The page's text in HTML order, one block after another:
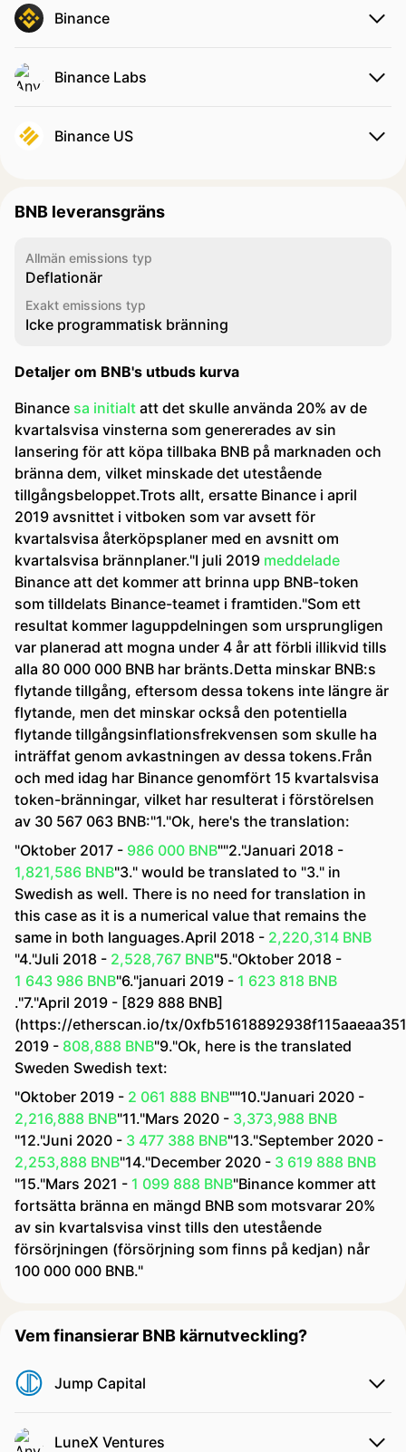
Binance
Binance Labs
Binance US
BNB leveransgräns
Allmän emissions typ
Deflationär
Exakt emissions typ
Icke programmatisk bränning
Detaljer om BNB's utbuds kurva
Binance sa initialt att det skulle använda 20% av de
kvartalsvisa vinsterna som genererades av sin
lansering för att köpa tillbaka BNB på marknaden och
bränna dem, vilket minskade det utestående
tillgångsbeloppet.Trots allt, ersatte Binance i april
2019 avsnittet i vitboken som var avsett för
kvartalsvisa återköpsplaner med en avsnitt om
kvartalsvisa brännplaner."I juli 2019 meddelade
Binance att det kommer att brinna upp BNB-token
som tilldelats Binance-teamet i framtiden."Som ett
resultat kommer laguppdelningen som ursprungligen
var planerad att mogna under 4 år att förbli illikvid tills
alla 80 000 000 BNB har bränts.Detta minskar BNB:s
flytande tillgång, eftersom dessa tokens inte längre är
flytande, men det minskar också den potentiella
flytande tillgångsinflationsfrekvensen som skulle ha
inträffat genom avkastningen av dessa tokens.Från
och med idag har Binance genomfört 15 kvartalsvisa
token-bränningar, vilket har resulterat i förstörelsen
av 30 567 063 BNB:"1."Ok, here's the translation:
"Oktober 2017 - 986 000 BNB""2."Januari 2018 -
1,821,586 BNB"3." would be translated to "3." in
Swedish as well. There is no need for translation in
this case as it is a numerical value that remains the
same in both languages.April 2018 - 2,220,314 BNB
"4."Juli 2018 - 2,528,767 BNB"5."Oktober 2018 -
1 643 986 BNB"6."januari 2019 - 1 623 818 BNB
."7."April 2019 - [829 888 BNB]
(https://etherscan.io/tx/
2019 - 808,888 BNB"9."Ok, here is the translated
Sweden Swedish text:
"Oktober 2019 - 2 061 888 BNB""10."Januari 2020 -
2,216,888 BNB"11."Mars 2020 - 3,373,988 BNB
"12."Juni 2020 - 3 477 388 BNB"13."September 2020 -
2,253,888 BNB"14."December 2020 - 3 619 888 BNB
"15."Mars 2021 - 1 099 888 BNB"Binance kommer att
fortsätta bränna en mängd BNB som motsvarar 20%
av sin kvartalsvisa vinst tills den utestående
försörjningen (försörjning som finns på kedjan) når
100 000 000 BNB."
Vem finansierar BNB kärnutveckling?
Jump Capital
LuneX Ventures